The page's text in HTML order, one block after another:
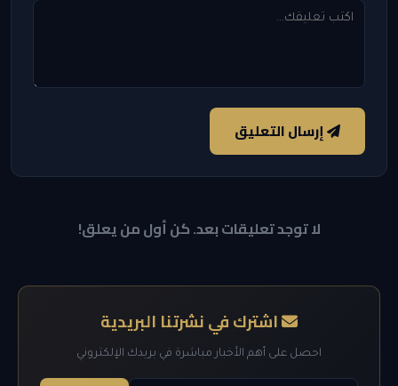
إرسال التعليق
لا توجد تعليقات بعد. كن أول من يعلق!
اشترك في نشرتنا البريدية
احصل على أهم الأخبار مباشرة في بريدك الإلكتروني